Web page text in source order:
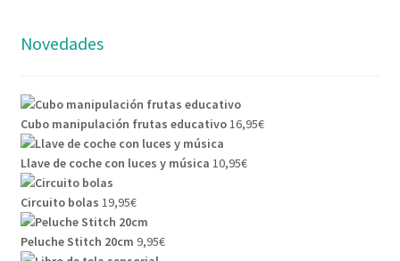
Novedades
Cubo manipulación frutas educativo16,95€
Llave de coche con luces y música 10,95€
Circuito bolas 19,95€
Peluche Stitch 20cm 9,95€